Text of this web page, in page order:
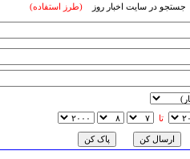
جستجو در سایت اخبار روز(طرز استفاده)
تا